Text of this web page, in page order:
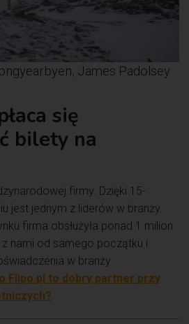
James Padolsey
się
bilety na
firmy. Dzięki 15-
jest jednym z liderów w branży.
firma obsłużyła ponad 1 milion
nami od samego początku i
w branży
Flipo.pl to dobry partner przy